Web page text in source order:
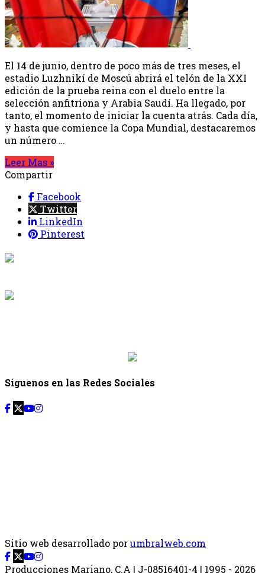
El 14 de junio, dentro de poco más de tres meses, el
estadio Luzhnikí de Moscú abrirá el telón de la XXI
edición de la prueba reina con el duelo entre la
selección anfitriona y Arabia Saudí. Ha llegado, por
tanto, el momento de iniciar la cuenta atrás. Cada día,
y hasta que comience la Copa Mundial, destacaremos
un número …
Leer Mas »
Compartir
Facebook
Twitter
LinkedIn
Pinterest
Síguenos en las Redes Sociales
Sitio web desarrollado porumbralweb.com
Producciones Mariano, C.A | J-08516401-4 | 1995 - 2026